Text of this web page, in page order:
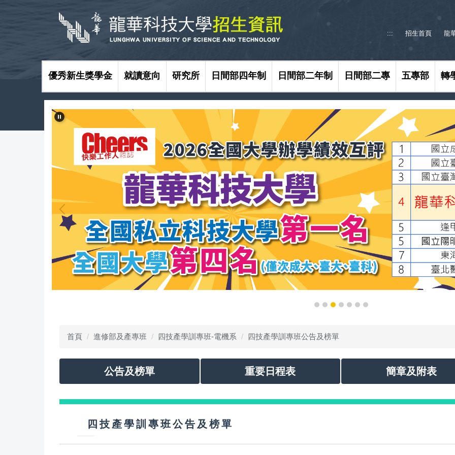
::: 招生首頁 龍
優秀新生獎學金 就讀意向 研究所 日間部四年制 日間部二年制 日間部二專 五專部 轉
首頁 進修部及產專班 四技產學訓專班-電機系 四技產學訓專班公告及榜單
公告及榜單 重要日程表 簡章及附表
四技產學訓專班公告及榜單